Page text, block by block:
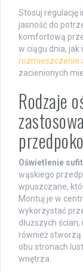
Stosuj regulację
jasność do
komfortową
w ciągu dnia,
rozmieszczenie
zacienionych
Rodzaje
Oświetlenie
wąskiego
wpuszczane,
Montuj je w
wykorzystać
dłuższych
również stworzą
obu stronach
wnętrza.